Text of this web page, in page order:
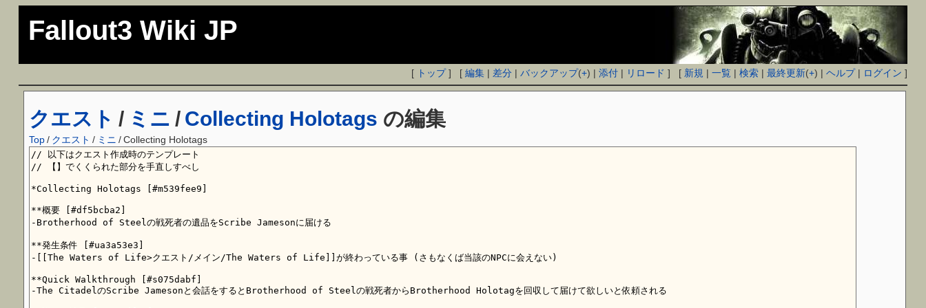
Fallout3 Wiki JP
[ トップ] [編集 | 差分 |バックアップ(+) |添付 | リロード ] [ 新規 |一覧 |検索 |最終更新(+) |ヘルプ| ログイン ]
クエスト / ミニ / Collecting Holotags の編集
Top/ クエスト / ミニ / Collecting Holotags